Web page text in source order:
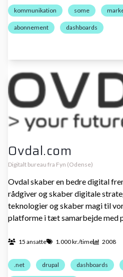
kommunikation some
abonnement dashboards
Ovdal.com
Digitalt bureau fra Fyn (Odense)
Ovdal skaber en bedre digital
rådgiver og skaber digitale
teknologier og skaber magi til
platforme i tæt samarbejde med
15 ansatte 1.000 kr./time 2008
.net drupal dashboards